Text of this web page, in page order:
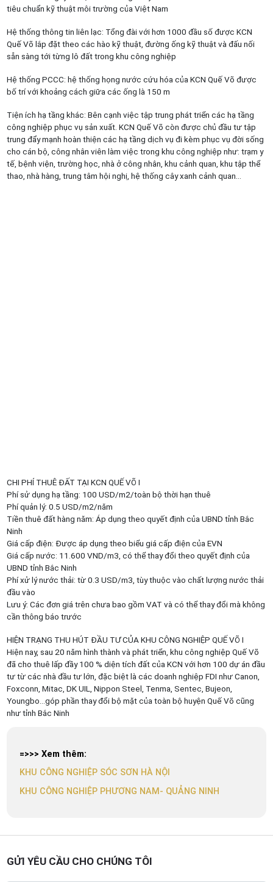
tiêu chuẩn kỹ thuật môi trường của Việt Nam
Hệ thống thông tin liên lạc: Tổng đài với hơn 1000 đầu số được KCN
Quế Võ lắp đặt theo các hào kỹ thuật, đường ống kỹ thuật và đấu nối
sẵn sàng tới từng lô đất trong khu công nghiệp
Hệ thống PCCC: hệ thống họng nước cứu hóa của KCN Quế Võ được
bố trí với khoảng cách giữa các ống là 150 m
Tiện ích hạ tầng khác: Bên cạnh việc tập trung phát triển các hạ tầng
công nghiệp phục vụ sản xuất. KCN Quế Võ còn được chủ đầu tư tập
trung đẩy mạnh hoàn thiện các hạ tầng dịch vụ đi kèm phục vụ đời sống
cho cán bộ, công nhân viên làm việc trong khu công nghiệp như: trạm y
tế, bệnh viện, trường học, nhà ở công nhân, khu cảnh quan, khu tập thể
thao, nhà hàng, trung tâm hội nghị, hệ thống cây xanh cảnh quan…
CHI PHÍ THUÊ ĐẤT TẠI KCN QUẾ VÕ I
Phí sử dụng hạ tầng: 100 USD/m2/toàn bộ thời hạn thuê
Phí quản lý: 0.5 USD/m2/năm
Tiền thuê đất hàng năm: Áp dụng theo quyết định của UBND tỉnh Bắc
Ninh
Giá cấp điện: Được áp dụng theo biểu giá cấp điện của EVN
Giá cấp nước: 11.600 VND/m3, có thể thay đổi theo quyết định của
UBND tỉnh Bắc Ninh
Phí xử lý nước thải: từ 0.3 USD/m3, tùy thuộc vào chất lượng nước thải
đầu vào
Lưu ý: Các đơn giá trên chưa bao gồm VAT và có thể thay đổi mà không
cần thông báo trước
HIỆN TRẠNG THU HÚT ĐẦU TƯ CỦA KHU CÔNG NGHIỆP QUẾ VÕ I
Hiện nay, sau 20 năm hình thành và phát triển, khu công nghiệp Quế Võ
đã cho thuê lấp đầy 100 % diện tích đất của KCN với hơn 100 dự án đầu
tư từ các nhà đầu tư lớn, đặc biệt là các doanh nghiệp FDI như Canon,
Foxconn, Mitac, DK UIL, Nippon Steel, Tenma, Sentec, Bujeon,
Youngbo…góp phần thay đổi bộ mặt của toàn bộ huyện Quế Võ cũng
như tỉnh Bắc Ninh
=>>> Xem thêm:
KHU CÔNG NGHIỆP SÓC SƠN HÀ NỘI
KHU CÔNG NGHIỆP PHƯƠNG NAM- QUẢNG NINH
GỬI YÊU CẦU CHO CHÚNG TÔI